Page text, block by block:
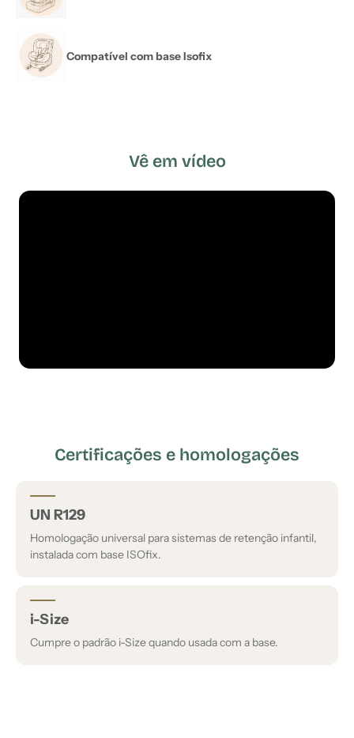
Compatível com base Isofix
Vê em vídeo
Certificações e homologações
UN R129
Homologação universal para sistemas de retenção infantil,
instalada com base ISOfix.
i-Size
Cumpre o padrão i-Size quando usada com a base.